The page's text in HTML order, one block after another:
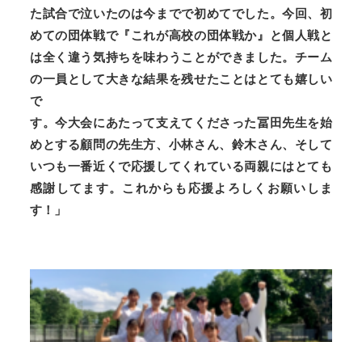
た試合で泣いたのは今までで初めてでした。今回、初
めての団体戦で『これが高校の団体戦か』と個人戦と
は全く違う気持ちを味わうことができました。チーム
の一員として大きな結果を残せたことはとても嬉しい
で
す。今大会にあたって支えてくださった冨田先生を始
めとする顧問の先生方、小林さん、鈴木さん、そして
いつも一番近くで応援してくれている両親にはとても
感謝してます。これからも応援よろしくお願いしま
す！」